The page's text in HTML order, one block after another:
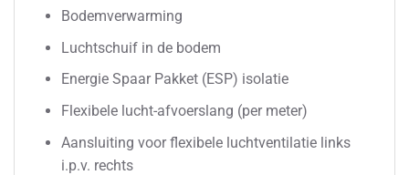
Bodemverwarming
Luchtschuif in de bodem
Energie Spaar Pakket (ESP) isolatie
Flexibele lucht-afvoerslang (per meter)
Aansluiting voor flexibele luchtventilatie links
i.p.v. rechts